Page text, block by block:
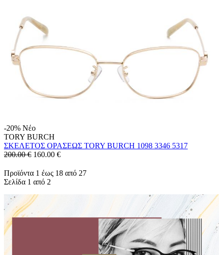
-20% Νέο
TORY BURCH
ΣΚΕΛΕΤΟΣ ΟΡΑΣΕΩΣ TORY BURCH 1098 3346 5317
200.00 € 160.00 €
Προϊόντα 1 έως 18 από 27
Σελίδα 1 από 2